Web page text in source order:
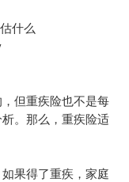
但重疾险也不是每
。那么，重疾险适
果得了重疾，家庭